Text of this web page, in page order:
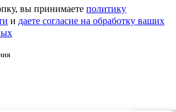
вы принимаете политику
и даете согласие на обработку ваших